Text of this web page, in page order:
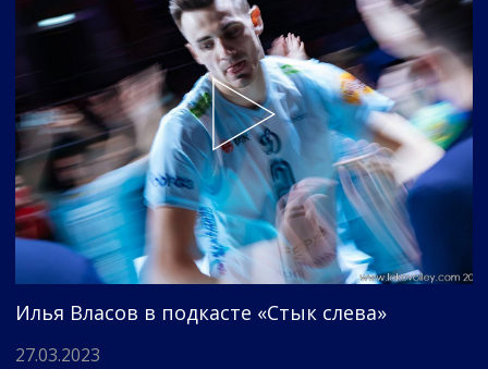
Илья Власов в подкасте «Стык слева»
27.03.2023